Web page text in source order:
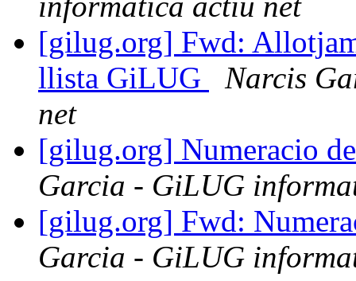
[gilug.org] Fwd:
llista GiLUG
Narcis
net
[gilug.org] Numeracio
Garcia - GiLUG
[gilug.org] Fwd:
Garcia - GiLUG